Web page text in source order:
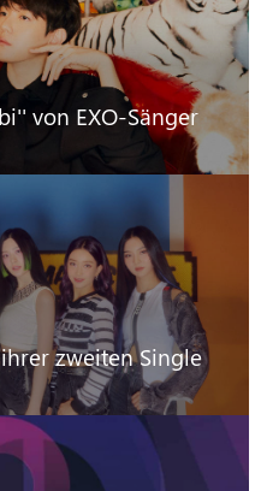
von EXO-Sänger
zweiten Single